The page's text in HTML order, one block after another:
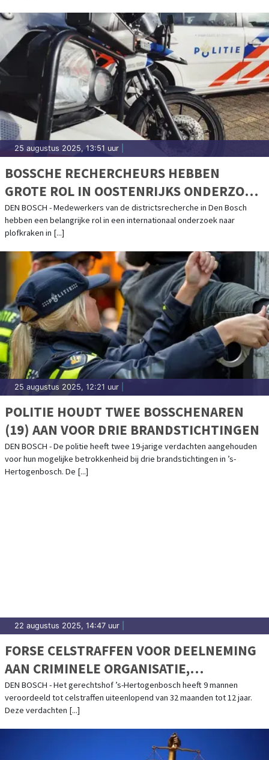
25 augustus 2025, 13:51 uur
BOSSCHE RECHERCHEURS HEBBEN
GROTE ROL IN OOSTENRIJKS ONDERZOEK
NAAR PLOFKRAKEN
DEN BOSCH - Medewerkers van de districtsrecherche in Den Bosch
hebben een belangrijke rol in een internationaal onderzoek naar
plofkraken in [...]
25 augustus 2025, 12:21 uur
POLITIE HOUDT TWEE BOSSCHENAREN
(19) AAN VOOR DRIE BRANDSTICHTINGEN
DEN BOSCH - De politie heeft twee 19-jarige verdachten aangehouden
voor hun mogelijke betrokkenheid bij drie brandstichtingen in ’s-
Hertogenbosch. De [...]
22 augustus 2025, 14:47 uur
FORSE CELSTRAFFEN VOOR DEELNEMING
AAN CRIMINELE ORGANISATIE,
DRUGSDELICTEN EN WITWASSEN
DEN BOSCH - Het gerechtshof ’s-Hertogenbosch heeft 9 mannen
veroordeeld tot celstraffen uiteenlopend van 32 maanden tot 12 jaar.
Deze verdachten [...]